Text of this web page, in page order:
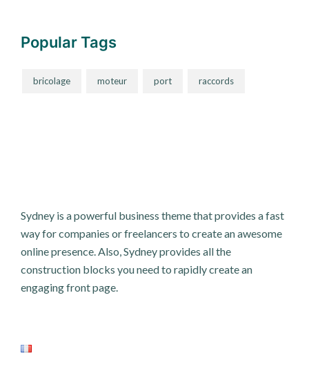
Popular Tags
bricolage moteur port raccords
Sydney is a powerful business theme that provides a fast
way for companies or freelancers to create an awesome
online presence. Also, Sydney provides all the
construction blocks you need to rapidly create an
engaging front page.